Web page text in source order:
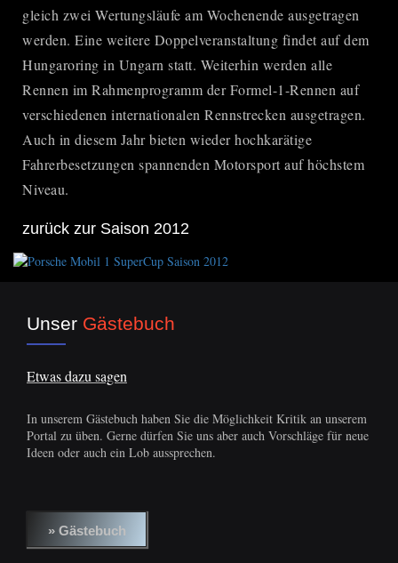
gleich zwei Wertungsläufe am Wochenende ausgetragen
werden. Eine weitere Doppelveranstaltung findet auf dem
Hungaroring in Ungarn statt. Weiterhin werden alle
Rennen im Rahmenprogramm der Formel-1-Rennen auf
verschiedenen internationalen Rennstrecken ausgetragen.
Auch in diesem Jahr bieten wieder hochkarätige
Fahrerbesetzungen spannenden Motorsport auf höchstem
Niveau.
zurück zur Saison 2012
Unser Gästebuch
Etwas dazu sagen
In unserem Gästebuch haben Sie die Möglichkeit Kritik an unserem
Portal zu üben. Gerne dürfen Sie uns aber auch Vorschläge für neue
Ideen oder auch ein Lob aussprechen.